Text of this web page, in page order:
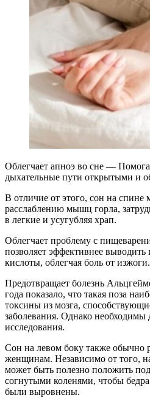
Облегчает апноэ во сне —
дыхательные пути открытыми и
В отличие от этого, сон на спине
расслаблению мышц горла,
в легкие и усугубляя храп.
Облегчает проблему с
позволяет эффективнее
кислоты, облегчая боль от изжоги.
Предотвращает болезнь
года показало, что такая поза
токсины из мозга,
заболевания. Однако необходимы
исследования.
Сон на левом боку также обычно
женщинам. Независимо от того,
может быть полезно положить
согнутыми коленями, чтобы
были выровнены.